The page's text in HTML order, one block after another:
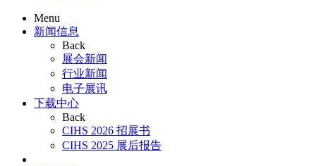
Menu
新闻信息
Back
展会新闻
行业新闻
电子展讯
下载中心
Back
CIHS 2026 招展书
CIHS 2025 展后报告